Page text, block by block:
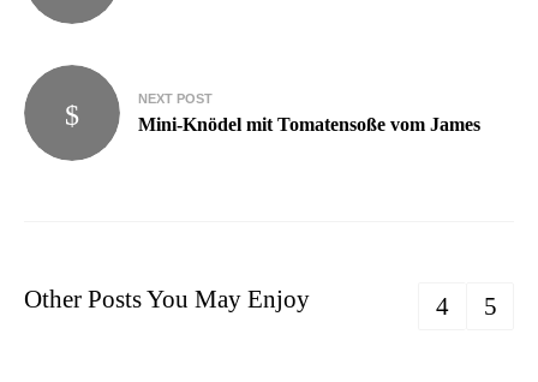
NEXT POST
Mini-Knödel mit Tomatensoße vom James
Other Posts You May Enjoy